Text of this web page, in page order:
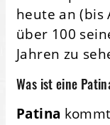
heute an (bis
über 100
Jahren zu
Was ist eine
Patina